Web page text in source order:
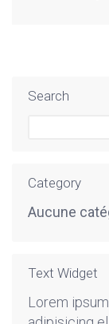
Search
Category
Aucune
Text Widget
Lorem